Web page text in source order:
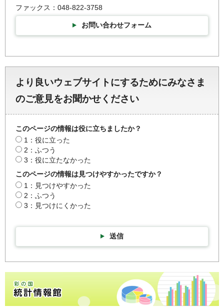
ファックス：048-822-3758
お問い合わせフォーム
より良いウェブサイトにするためにみなさま
のご意見をお聞かせください
このページの情報は役に立ちましたか？
1：役に立った
2：ふつう
3：役に立たなかった
このページの情報は見つけやすかったですか？
1：見つけやすかった
2：ふつう
3：見つけにくかった
送信
彩の国統計情報館トップページ